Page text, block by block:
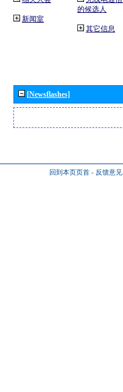
新闻室
的候选人
其它信息
[Newsflashes]
回到本页页首 - 反馈意见